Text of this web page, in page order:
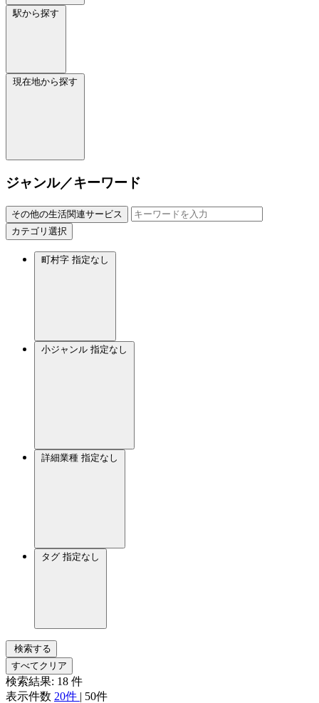
駅から探す
現在地から探す
ジャンル／キーワード
その他の生活関連サービス
カテゴリ選択
町村字 指定なし
小ジャンル 指定なし
詳細業種 指定なし
タグ 指定なし
検索する
すべてクリア
検索結果: 18 件
表示件数 20件 | 50件